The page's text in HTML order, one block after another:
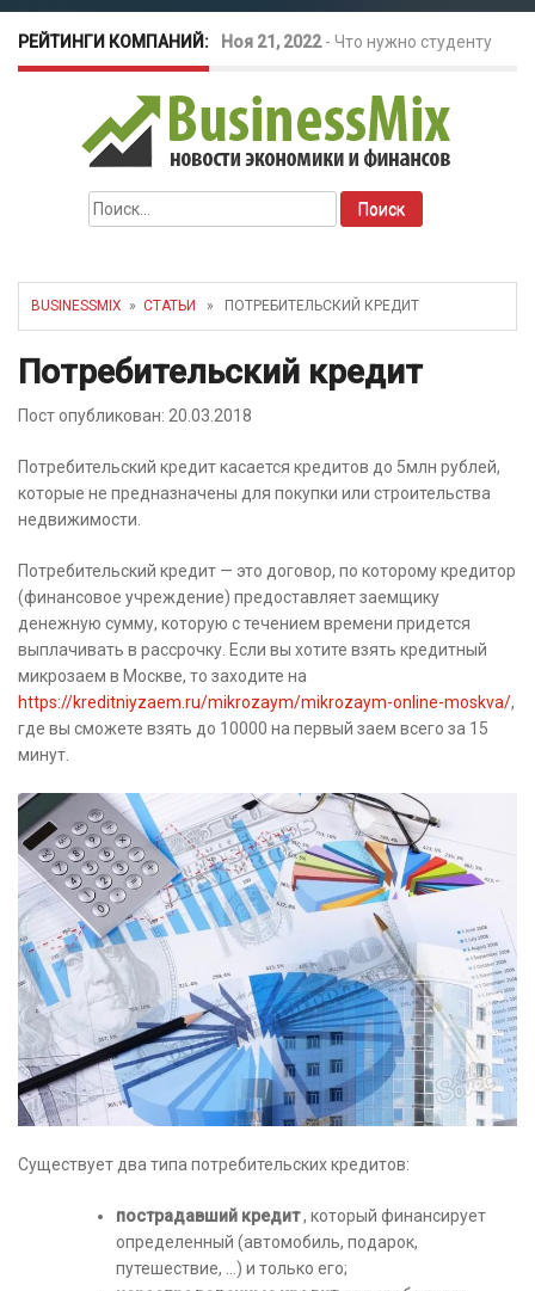
РЕЙТИНГИ КОМПАНИЙ: Ноя 21, 2022- Что нужно студенту
для открытия бизнеса?
Окт 26, 2022-Телефония для
amoCRM: лучшие инструменты для
бизнеса
Найти:
BUSINESSMIX » СТАТЬИ » ПОТРЕБИТЕЛЬСКИЙ КРЕДИТ
Потребительский кредит
Пост опубликован: 20.03.2018
Потребительский кредит касается кредитов до 5млн рублей,
которые не предназначены для покупки или строительства
недвижимости.
Потребительский кредит — это договор, по которому кредитор
(финансовое учреждение) предоставляет заемщику
денежную сумму, которую с течением времени придется
выплачивать в рассрочку. Если вы хотите взять кредитный
микрозаем в Москве, то заходите на
https://kreditniyzaem.ru/mikrozaym/mikrozaym-online-moskva/,
где вы сможете взять до 10000 на первый заем всего за 15
минут.
Существует два типа потребительских кредитов:
пострадавший кредит, который финансирует
определенный (автомобиль, подарок,
путешествие, …) и только его;